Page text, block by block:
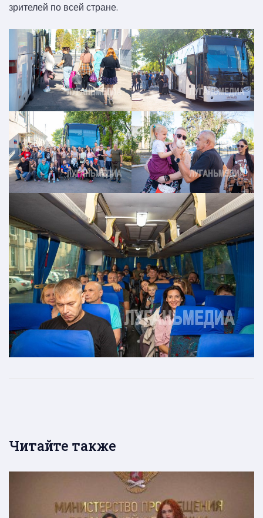
зрителей по всей стране.
Читайте также